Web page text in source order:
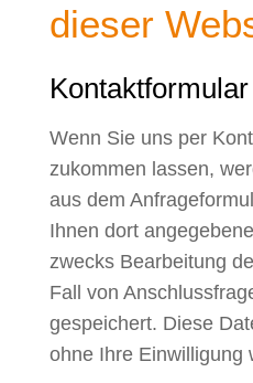
dieser
Kontaktformular
Wenn Sie uns per
zukommen lassen,
aus dem
Ihnen dort
zwecks Bearbeitung
Fall von
gespeichert. Diese
ohne Ihre Einwilligung